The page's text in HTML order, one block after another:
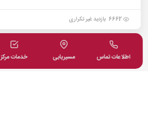
6662 بازدید غیر تکراری
اطلاعات تماس مسیریابی خدمات مرکز